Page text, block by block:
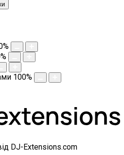
%
%
100%
DJ-Extensions.com